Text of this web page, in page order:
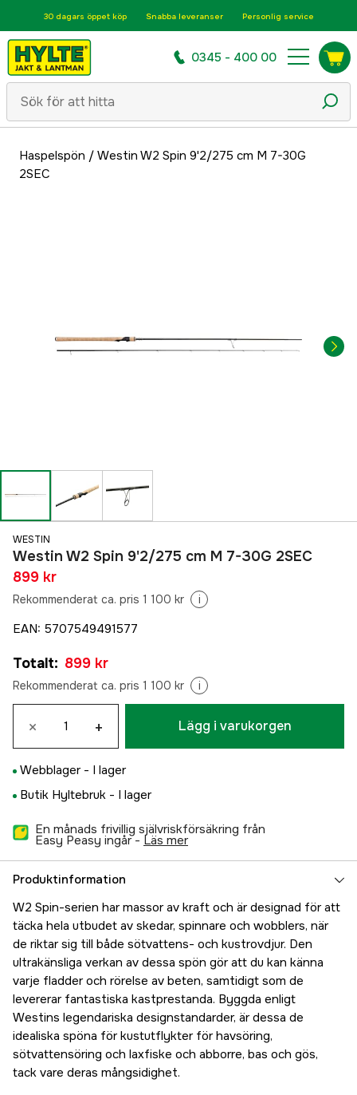
30 dagars öppet köp Snabba leveranser Personlig service
0345 - 400 00
Haspelspön / Westin W2 Spin 9'2/275 cm M 7-30G
2SEC
WESTIN
Westin W2 Spin 9'2/275 cm M 7-30G 2SEC
899 kr
Rekommenderat ca. pris 1 100 kr i
EAN: 5707549491577
Totalt: 899 kr
Rekommenderat ca. pris 1 100 kr i
× + Lägg i varukorgen
Webblager - I lager
Butik Hyltebruk - I lager
En månads frivillig självriskförsäkring från
Easy Peasy ingår - läs mer
Produktinformation
W2 Spin-serien har massor av kraft och är designad för att
täcka hela utbudet av skedar, spinnare och wobblers, när
de riktar sig till både sötvattens- och kustrovdjur. Den
ultrakänsliga verkan av dessa spön gör att du kan känna
varje fladder och rörelse av beten, samtidigt som de
levererar fantastiska kastprestanda. Byggda enligt
Westins legendariska designstandarder, är dessa de
idealiska spöna för kustutflykter för havsöring,
sötvattensöring och laxfiske och abborre, bas och gös,
tack vare deras mångsidighet.